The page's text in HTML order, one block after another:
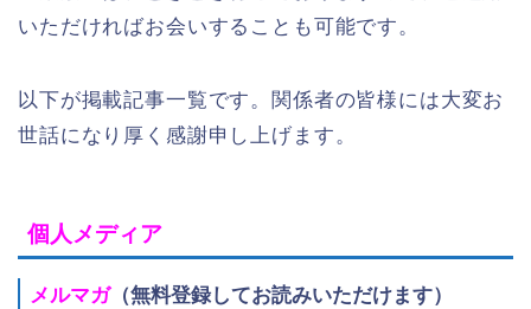
いただければお会いすることも可能です。
以下が掲載記事一覧です。関係者の皆様には大変お
世話になり厚く感謝申し上げます。
個人メディア
メルマガ（無料登録してお読みいただけます）